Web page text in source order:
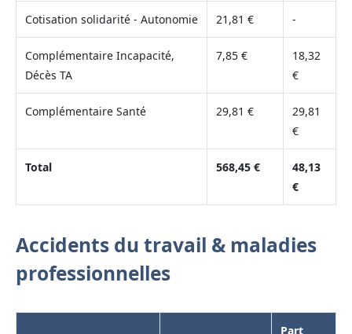
Cotisation solidarité - Autonomie 21,81 € -
Complémentaire Incapacité,
Décès TA
7,85 €
18,32
€
Complémentaire Santé 29,81 €
29,81
€
Total 568,45 €
48,13
€
Accidents du travail & maladies
professionnelles
Part